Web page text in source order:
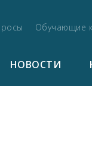
Обучающие
НОВОСТИ